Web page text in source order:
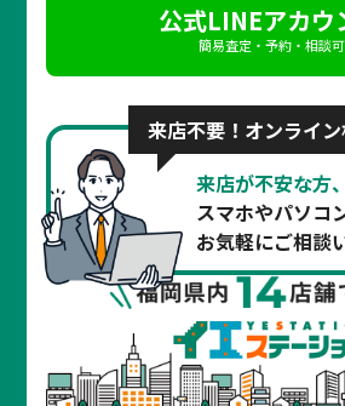
公式LINEアカウ
簡易査定・予約・相談可
来店不要！オンライ
来店が不安な方
スマホやパソコ
お気軽にご相談